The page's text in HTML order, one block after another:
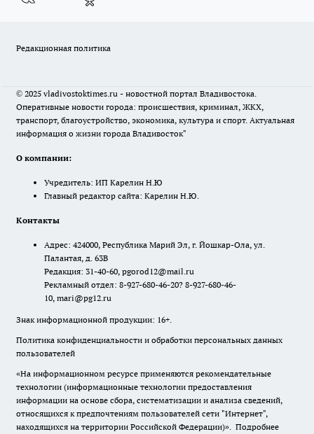
Редакционная политика
© 2025 vladivostoktimes.ru - новостной портал Владивостока.
Оперативные новости города: происшествия, криминал, ЖКХ,
транспорт, благоустройство, экономика, культура и спорт. Актуальная
информация о жизни города Владивосток"
О компании:
Учредитель: ИП Карелин Н.Ю
Главный редактор сайта: Карелин Н.Ю.
Контакты
Адрес: 424000, Республика Марий Эл, г. Йошкар-Ола, ул.
Палантая, д. 63В
Редакция: 31-40-60, pgorod12@mail.ru
Рекламный отдел: 8-927-680-46-20? 8-927-680-46-
10, mari@pg12.ru
Знак информационной продукции: 16+.
Политика конфиденциальности и обработки персональных данных
пользователей
«На информационном ресурсе применяются рекомендательные
технологии (информационные технологии предоставления
информации на основе сбора, систематизации и анализа сведений,
относящихся к предпочтениям пользователей сети "Интернет",
находящихся на территории Российской Федерации)». Подробнее